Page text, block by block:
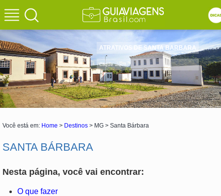
ATRATIVOS DE SANTA BARBARA
Clique aqui!
Você está em: Home > Destinos > MG > Santa Bárbara
SANTA BÁRBARA
Nesta página, você vai encontrar:
O que fazer